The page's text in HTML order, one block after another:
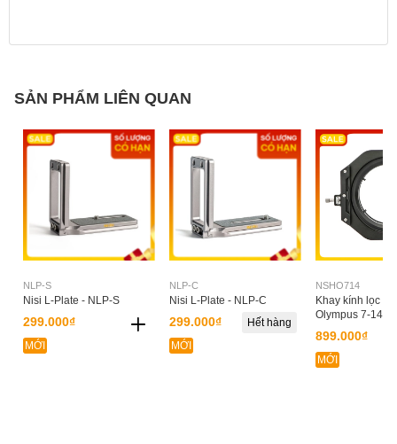
SẢN PHẨM LIÊN QUAN
NLP-S
Nisi L-Plate - NLP-S
299.000₫
MỚI
NLP-C
Nisi L-Plate - NLP-C
299.000₫
Hết hàng
MỚI
NSHO714
Khay kính lọc
Olympus 7-14 f/
899.000₫
MỚI